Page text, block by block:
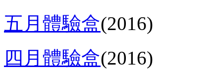
五月體驗盒(2016)
四月體驗盒(2016)